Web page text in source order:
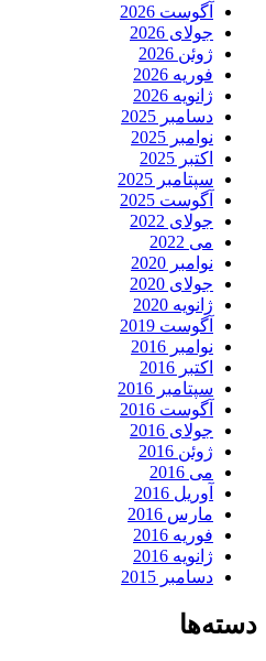
آگوست 2026
جولای 2026
ژوئن 2026
فوریه 2026
ژانویه 2026
دسامبر 2025
نوامبر 2025
اکتبر 2025
سپتامبر 2025
آگوست 2025
جولای 2022
می 2022
نوامبر 2020
جولای 2020
ژانویه 2020
آگوست 2019
نوامبر 2016
اکتبر 2016
سپتامبر 2016
آگوست 2016
جولای 2016
ژوئن 2016
می 2016
آوریل 2016
مارس 2016
فوریه 2016
ژانویه 2016
دسامبر 2015
دسته‌ها